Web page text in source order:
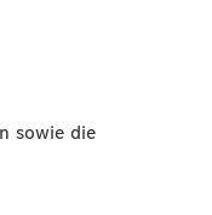
sowie die